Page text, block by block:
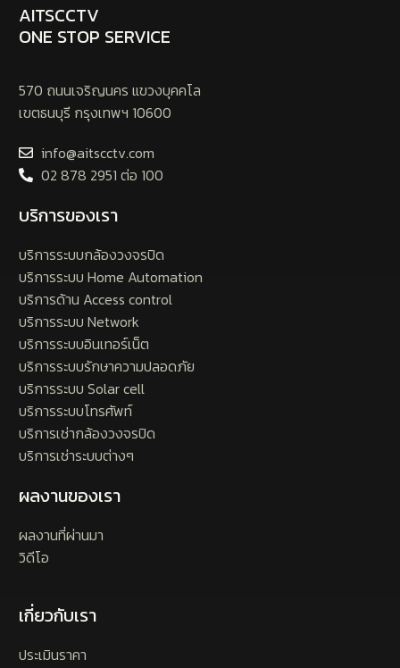
AITSCCTV
ONE STOP SERVICE
570 ถนนเจริญนคร แขวงบุคคโล
เขตธนบุรี กรุงเทพฯ 10600
info@aitscctv.com
02 878 2951 ต่อ 100
บริการของเรา
บริการระบบกล้องวงจรปิด
บริการระบบ Home Automation
บริการด้าน Access control
บริการระบบ Network
บริการระบบอินเทอร์เน็ต
บริการระบบรักษาความปลอดภัย
บริการระบบ Solar cell
บริการระบบโทรศัพท์
บริการเช่ากล้องวงจรปิด
บริการเช่าระบบต่างๆ
ผลงานของเรา
ผลงานที่ผ่านมา
วิดีโอ
เกี่ยวกับเรา
ประเมินราคา